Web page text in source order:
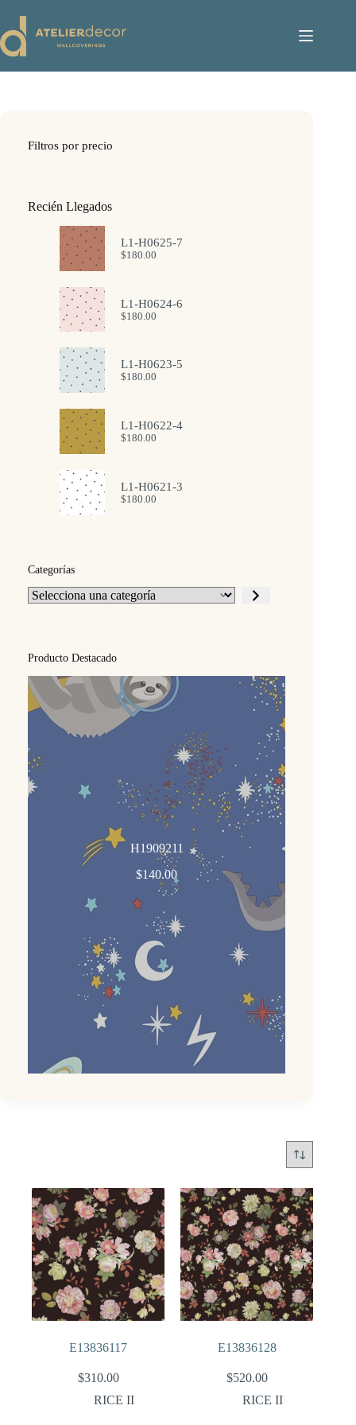
contenido
E13836117
$310.00
RICE II
E13836128
$520.00
RICE II
Filtros por precio
Recién Llegados
L1-H0625-7
$180.00
L1-H0624-6
$180.00
L1-H0623-5
$180.00
L1-H0622-4
$180.00
L1-H0621-3
$180.00
Categorías
Selecciona
una
Producto Destacado
H1909211
$140.00